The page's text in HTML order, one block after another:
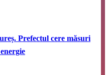
Prefectul cere măsuri